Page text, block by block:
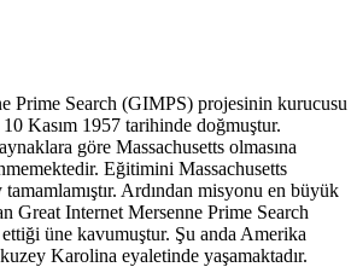
Prime Search (GIMPS) projesinin kurucusu
Kasım 1957 tarihinde doğmuştur.
göre Massachusetts olmasına
Eğitimini Massachusetts
Ardından misyonu en büyük
Great Internet Mersenne Prime Search
üne kavumuştur. Şu anda Amerika
Karolina eyaletinde yaşamaktadır.